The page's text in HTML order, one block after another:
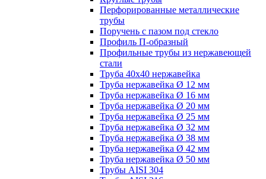
Перфорированные металлические
трубы
Поручень с пазом под стекло
Профиль П-образный
Профильные трубы из нержавеющей
стали
Труба 40х40 нержавейка
Труба нержавейка Ø 12 мм
Труба нержавейка Ø 16 мм
Труба нержавейка Ø 20 мм
Труба нержавейка Ø 25 мм
Труба нержавейка Ø 32 мм
Труба нержавейка Ø 38 мм
Труба нержавейка Ø 42 мм
Труба нержавейка Ø 50 мм
Трубы AISI 304